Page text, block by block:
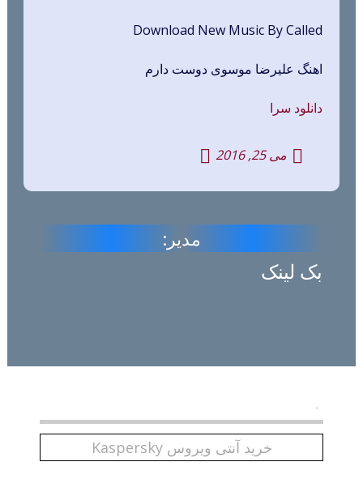
Download New Music By Called
اهنگ علیرضا موسوی دوست دارم
دانلود سرا
می 25, 2016
مدیر:
بک لینک
.
خرید آنتی ویروس Kaspersky